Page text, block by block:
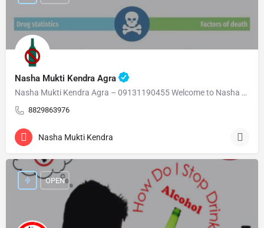
Nasha Mukti Kendra Agra
Nasha Mukti Kendra Agra – 09131190455 Welcome to Nasha Mukti Kendra Agra ( नशा मुक्ति केंद्र आगरा ) हमारे…
8829863976
Nasha Mukti Kendra
OPEN